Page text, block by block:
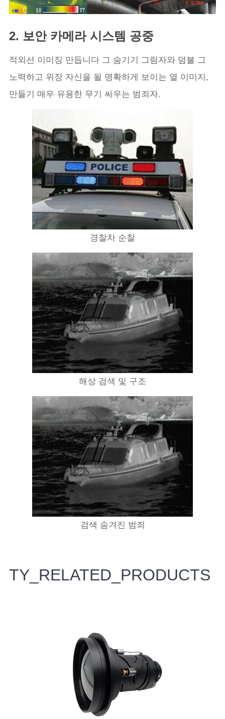
2. 보안 카메라 시스템 공중
적외선 이미징 만듭니다 그 숨기기 그림자와 덤불 그
노력하고 위장 자신을 될 명확하게 보이는 열 이미지,
만들기 매우 유용한 무기 싸우는 범죄자.
경찰차 순찰
해상 검색 및 구조
검색 숨겨진 범죄
TY_RELATED_PRODUCTS